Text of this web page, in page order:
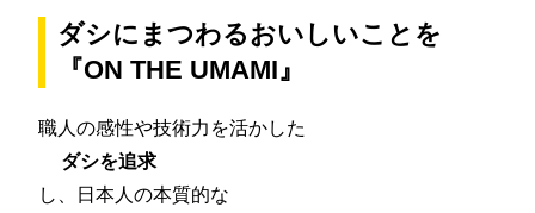
ダシにまつわるおいしいことを
『ON THE UMAMI』
職人の感性や技術力を活かした
ダシを追求
し、日本人の本質的な